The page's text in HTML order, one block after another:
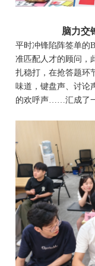
脑力交
平时冲锋陷阵签单的
准匹配人才的顾问，
扎稳打，在抢答题环
味道，键盘声、讨论
的欢呼声……汇成了